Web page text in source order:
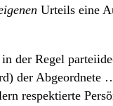
Urteils eine
der Regel
der Abgeordnete
respektierte